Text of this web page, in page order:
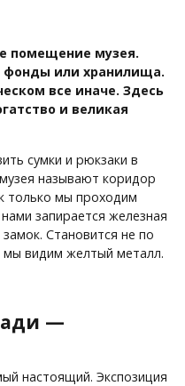
помещение музея.
фонды или хранилища.
все иначе. Здесь
и великая
сумки и рюкзаки в
называют коридор
только мы проходим
запирается железная
Становится не по
мы видим желтый металл.
—
настоящий. Экспозиция